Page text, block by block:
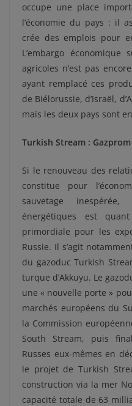
occupe une place
l’économie du pays : il
crée des emplois pour
L’embargo
agricoles n’est pas
ayant remplacé ces
de Biélorussie, d’Israël,
mais les deux pays sont
Turkish Stream :
Si le renouveau des
constitue pour
sauvetage
énergétiques est
primordiale pour les
Russie. Il s’agit
du gazoduc Turkish
turque d’Akkuyu. Le
une « nouvelle porte »
marchés européens du
la Commission
South Stream, puis
Russes eux-mêmes en
le projet de Turkish
construction via la mer
capacité totale de 63